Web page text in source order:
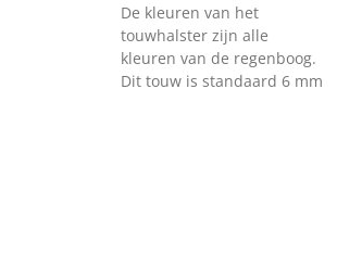
De kleuren van het
touwhalster zijn alle
kleuren van de regenboog.
Dit touw is standaard 6 mm